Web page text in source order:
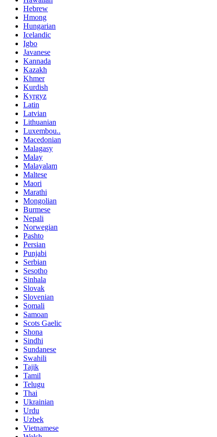
Hebrew
Hmong
Hungarian
Icelandic
Igbo
Javanese
Kannada
Kazakh
Khmer
Kurdish
Kyrgyz
Latin
Latvian
Lithuanian
Luxembou..
Macedonian
Malagasy
Malay
Malayalam
Maltese
Maori
Marathi
Mongolian
Burmese
Nepali
Norwegian
Pashto
Persian
Punjabi
Serbian
Sesotho
Sinhala
Slovak
Slovenian
Somali
Samoan
Scots Gaelic
Shona
Sindhi
Sundanese
Swahili
Tajik
Tamil
Telugu
Thai
Ukrainian
Urdu
Uzbek
Vietnamese